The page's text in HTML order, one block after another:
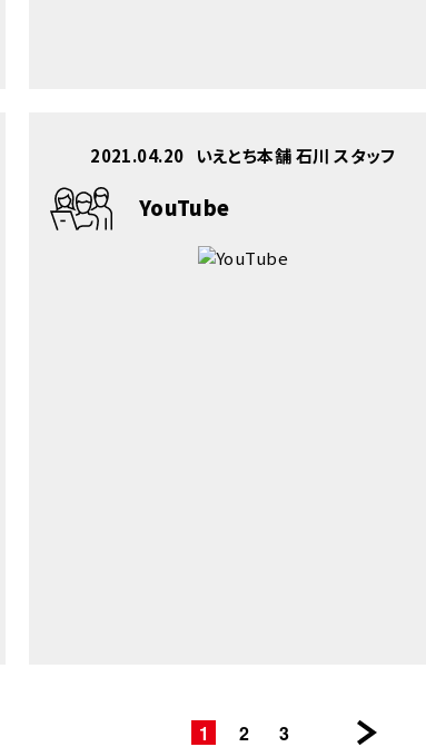
2021.04.20 いえとち本舗 石川 スタッフ
YouTube
1 2 3
次